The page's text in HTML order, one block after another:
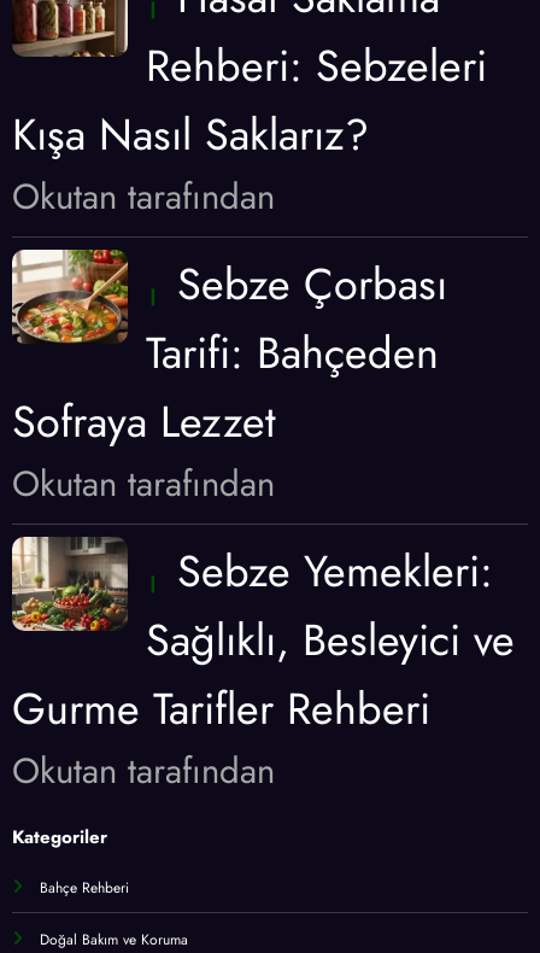
Rehberi: Sebzeleri
Kışa Nasıl Saklarız?
Okutan tarafından
Sebze Çorbası
Tarifi: Bahçeden
Sofraya Lezzet
Okutan tarafından
Sebze Yemekleri:
Sağlıklı, Besleyici ve
Gurme Tarifler Rehberi
Okutan tarafından
Kategoriler
Bahçe Rehberi
Doğal Bakım ve Koruma